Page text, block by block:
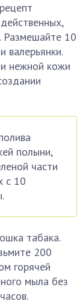
Размешайте 10
валерьянки.
нежной кожи
полыни,
части
с 10
табака.
200
горячей
мыла без